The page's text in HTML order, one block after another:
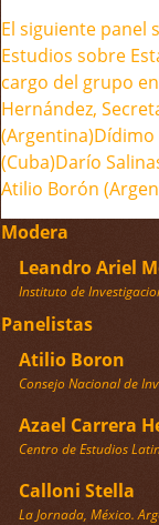
El siguiente panel
Estudios sobre
cargo del grupo
Hernández,
(Argentina)Dídimo
(Cuba)Darío
Atilio Borón
Modera
Leandro Ariel
Instituto de
Panelistas
Atilio Boron
Consejo Nacional de
Azael Carrera
Centro de Estudios
Calloni Stella
La Jornada, México.